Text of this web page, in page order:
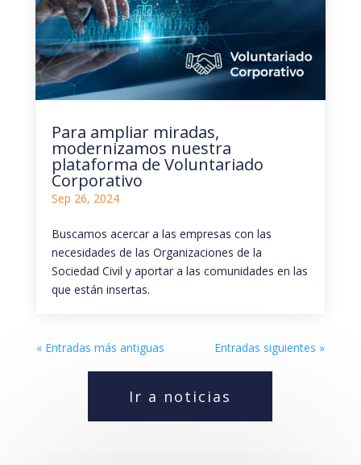
Para ampliar miradas,
modernizamos nuestra
plataforma de Voluntariado
Corporativo
Sep 26, 2024
Buscamos acercar a las empresas con las
necesidades de las Organizaciones de la
Sociedad Civil y aportar a las comunidades en las
que están insertas.
« Entradas más antiguas Entradas siguientes »
Ir a noticias